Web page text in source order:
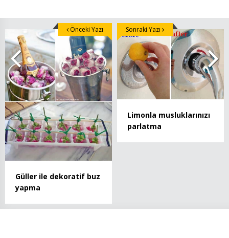
Güller ile dekoratif buz
yapma
Önceki Yazı
Limonla musluklarınızı
parlatma
Sonraki Yazı